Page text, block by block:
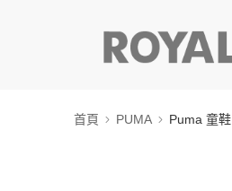
首頁 PUMA Puma 童鞋